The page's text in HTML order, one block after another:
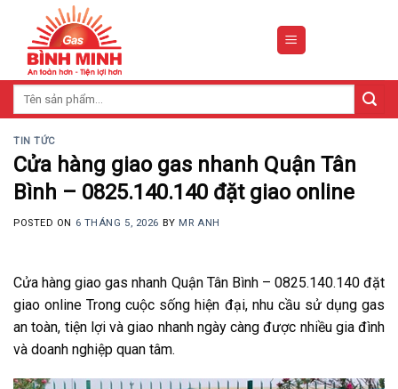
content
TIN TỨC
Cửa hàng giao gas nhanh Quận Tân
Bình – 0825.140.140 đặt giao online
POSTED ON 6 THÁNG 5, 2026 BY MR ANH
Cửa hàng giao gas nhanh Quận Tân Bình – 0825.140.140 đặt
giao online Trong cuộc sống hiện đại, nhu cầu sử dụng gas
an toàn, tiện lợi và giao nhanh ngày càng được nhiều gia đình
và doanh nghiệp quan tâm.